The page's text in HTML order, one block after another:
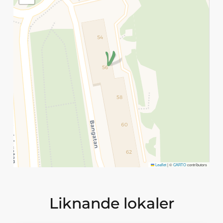
Leaflet|©CARTOcontributors
Liknande lokaler